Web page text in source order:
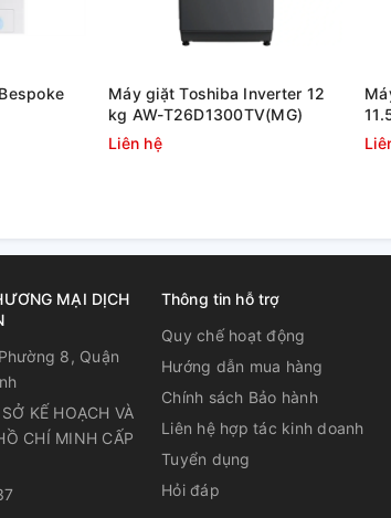
tổng hợp,...
Máy giặt Toshiba Inverter 12
kg AW-T26D1300TV(MG)
Liên hệ
MẠI DỊCH
8, Quận
KẾ HOẠCH VÀ
CHÍ MINH CẤP
Thông tin hỗ trợ
Quy chế hoạt động
Hướng dẫn mua hàng
Chính sách Bảo hành
Liên hệ hợp tác kinh doanh
Tuyển dụng
Hỏi đáp